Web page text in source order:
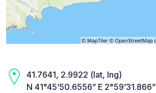
41.7641, 2.9922 (lat, lng)
N 41°45’50.6556” E 2°59’31.866”